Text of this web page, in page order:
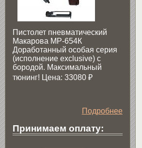
Пистолет пневматический
Макарова МР-654К
Доработанный особая серия
(исполнение exclusive) c
бородой. Максимальный
тюнинг! Цена: 33080 ₽
Подробнее
Принимаем оплату: